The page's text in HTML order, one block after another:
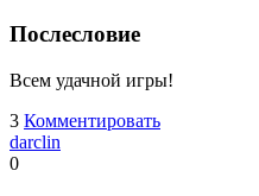
Послесловие
Всем удачной игры!
3 Комментировать
darclin
0